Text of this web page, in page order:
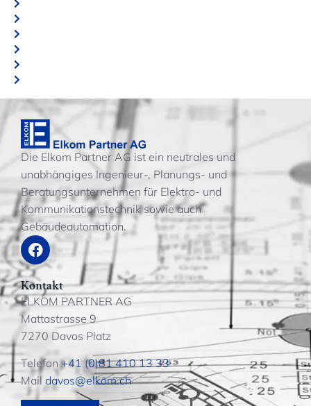
Die Elkom Partner AG ist ein neutrales und
unabhängiges Ingenieur-, Planungs- und
Beratungsunternehmen für Elektro- und
Kommunikationstechnik sowie auch
Gebäudeautomation.
Kontakt
ELKOM PARTNER AG
Mattastrasse 9
7270 Davos Platz
Telefon+41 (0)81 410 13 33
Mail davos@elkom.ch